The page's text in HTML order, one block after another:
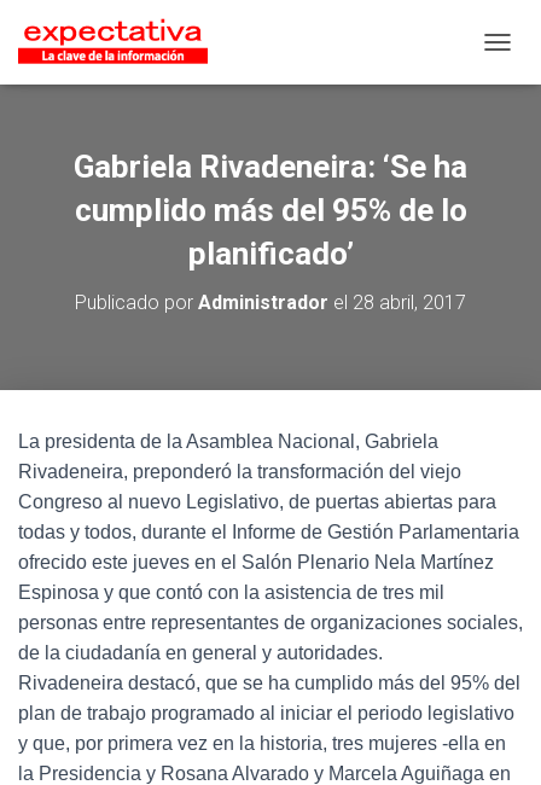
Gabriela Rivadeneira: ‘Se ha
cumplido más del 95% de lo
planificado’
Publicado por Administrador el 28 abril, 2017
La presidenta de la Asamblea Nacional, Gabriela
Rivadeneira, preponderó la transformación del viejo
Congreso al nuevo Legislativo, de puertas abiertas para
todas y todos, durante el Informe de Gestión Parlamentaria
ofrecido este jueves en el Salón Plenario Nela Martínez
Espinosa y que contó con la asistencia de tres mil
personas entre representantes de organizaciones sociales,
de la ciudadanía en general y autoridades.
Rivadeneira destacó, que se ha cumplido más del 95% del
plan de trabajo programado al iniciar el periodo legislativo
y que, por primera vez en la historia, tres mujeres -ella en
la Presidencia y Rosana Alvarado y Marcela Aguiñaga en